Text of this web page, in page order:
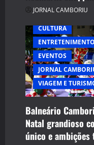
JORNAL CAMBORIU
CULTURA
ENTRETENIMENTO
EVENTOS
JORNAL
VIAGEM E
Balneário
Natal grandioso
único e